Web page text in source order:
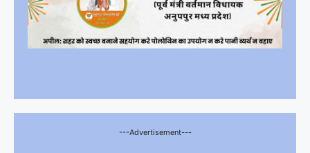
---Advertisement---